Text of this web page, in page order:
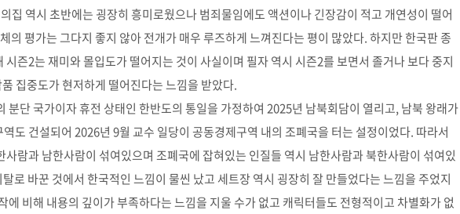
집 역시 초반에는 굉장히 흥미로웠으나 범죄물임에도 액션이나 긴장감이 적고 개연성이 떨어
의 평가는 그다지 좋지 않아 전개가 매우 루즈하게 느껴진다는 평이 많았다. 하지만 한국판 종
시즌2는 재미와 몰입도가 떨어지는 것이 사실이며 필자 역시 시즌2를 보면서 졸거나 보다 중지
집중도가 현저하게 떨어진다는 느낌을 받았다.
분단 국가이자 휴전 상태인 한반도의 통일을 가정하여 2025년 남북회담이 열리고, 남북 왕래가
도 건설되어 2026년 9월 교수 일당이 공동경제구역 내의 조폐국을 터는 설정이었다. 따라서
람과 남한사람이 섞여있으며 조폐국에 잡혀있는 인질들 역시 남한사람과 북한사람이 섞여있
로 바꾼 것에서 한국적인 느낌이 물씬 났고 세트장 역시 굉장히 잘 만들었다는 느낌을 주었지
에 비해 내용의 깊이가 부족하다는 느낌을 지울 수가 없고 캐릭터들도 전형적이고 차별화가 없